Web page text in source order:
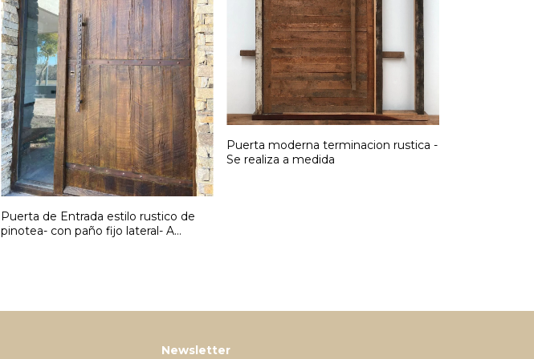
Puerta de Entrada estilo rustico de
pinotea- con paño fijo lateral- A
Puerta moderna terminacion rustica -
Se realiza a medida
Newsletter